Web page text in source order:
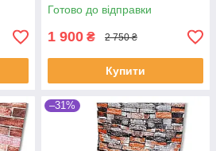
РУЛОНІ 20000х700х3мм
Готово до відправки
1 900 ₴ 2 750 ₴
Купити
–31%